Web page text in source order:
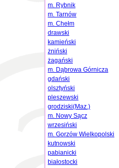
m. Rybnik
m. Tarnów
m. Chełm
drawski
kamieński
żniński
żagański
m. Dąbrowa Górnicza
gdański
olsztyński
pleszewski
grodziski(Maz.)
m. Nowy Sącz
wrzesiński
m. Gorzów Wielkopolski
kutnowski
pabianicki
białostocki